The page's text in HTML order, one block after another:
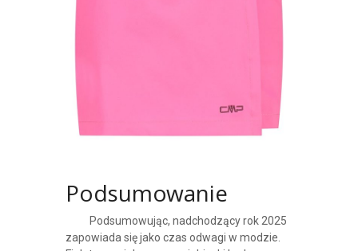
Podsumowanie
Podsumowując, nadchodzący rok 2025
zapowiada się jako czas odwagi w modzie.